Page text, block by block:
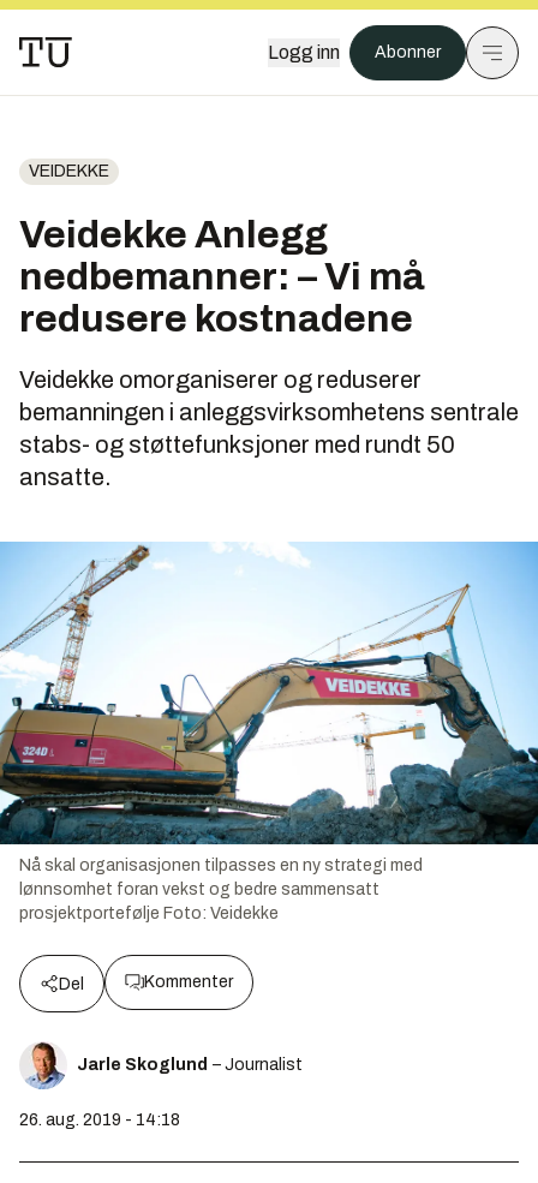
Logg inn Abonner
VEIDEKKE
Veidekke Anlegg
nedbemanner: – Vi må
redusere kostnadene
Veidekke omorganiserer og reduserer
bemanningen i anleggsvirksomhetens sentrale
stabs- og støttefunksjoner med rundt 50
ansatte.
Nå skal organisasjonen tilpasses en ny strategi med
lønnsomhet foran vekst og bedre sammensatt
prosjektportefølje Foto: Veidekke
Del Kommenter
Jarle Skoglund – Journalist
26. aug. 2019 - 14:18